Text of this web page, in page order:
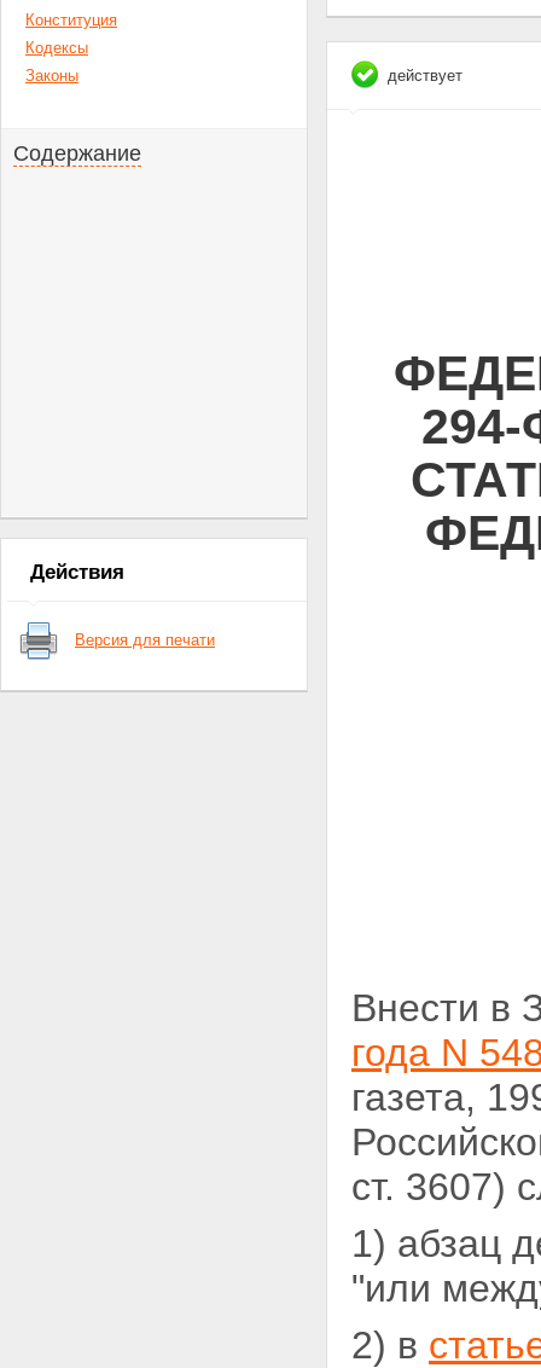
Конституция
Кодексы
Законы
Содержание
Действия
Версия для печати
действует
Внести в
года N
газета,
ст. 3607)
1) абзац
"или
2) в